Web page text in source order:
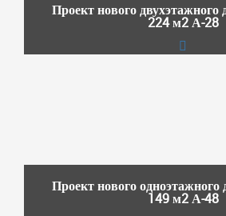
Проект нового
224 м2 А-28
Проект нового
149 м2 А-48